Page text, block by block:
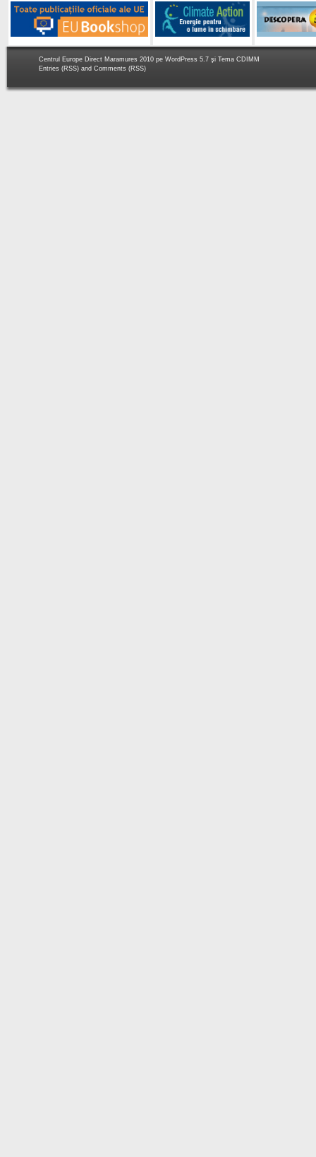
Centrul Europe Direct Maramures 2010 pe WordPress 5.7 şi Tema CDIMM
Entries (RSS) and Comments (RSS)